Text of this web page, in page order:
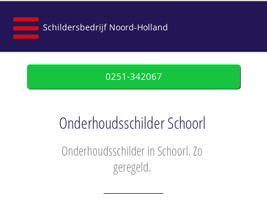
Schildersbedrijf Noord-Holland
0251-342067
Onderhoudsschilder Schoorl
Onderhoudsschilder in Schoorl. Zo
geregeld.